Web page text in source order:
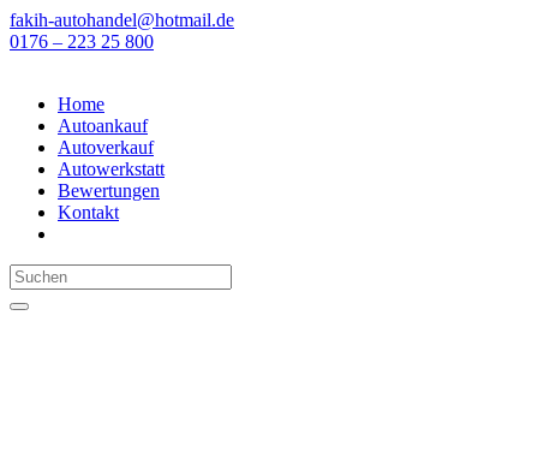
fakih-autohandel@hotmail.de
0176 – 223 25 800
Home
Autoankauf
Autoverkauf
Autowerkstatt
Bewertungen
Kontakt